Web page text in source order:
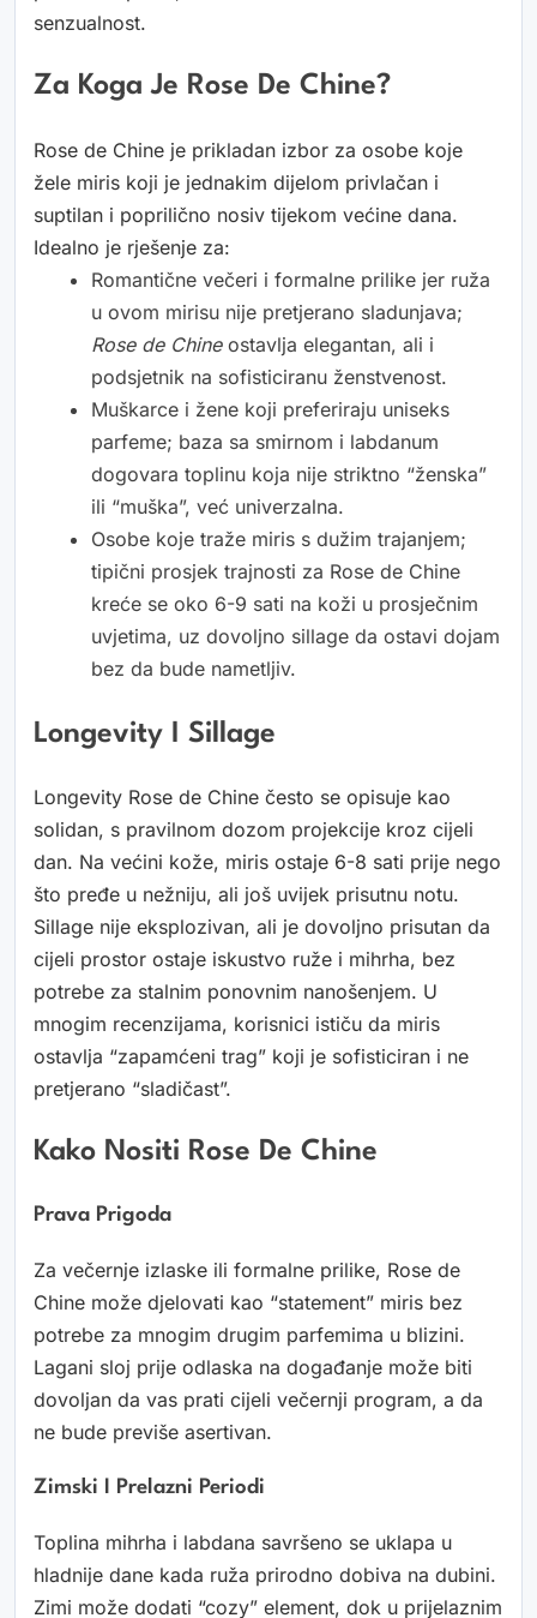
senzualnost.
Za Koga Je Rose De Chine?
Rose de Chine je prikladan izbor za osobe koje
žele miris koji je jednakim dijelom privlačan i
suptilan i poprilično nosiv tijekom većine dana.
Idealno je rješenje za:
Romantične večeri i formalne prilike jer ruža
u ovom mirisu nije pretjerano sladunjava;
Rose de Chineostavlja elegantan, ali i
podsjetnik na sofisticiranu ženstvenost.
Muškarce i žene koji preferiraju uniseks
parfeme; baza sa smirnom i labdanum
dogovara toplinu koja nije striktno “ženska”
ili “muška”, već univerzalna.
Osobe koje traže miris s dužim trajanjem;
tipični prosjek trajnosti za Rose de Chine
kreće se oko 6-9 sati na koži u prosječnim
uvjetima, uz dovoljno sillage da ostavi dojam
bez da bude nametljiv.
Longevity I Sillage
Longevity Rose de Chine često se opisuje kao
solidan, s pravilnom dozom projekcije kroz cijeli
dan. Na većini kože, miris ostaje 6-8 sati prije nego
što pređe u nežniju, ali još uvijek prisutnu notu.
Sillage nije eksplozivan, ali je dovoljno prisutan da
cijeli prostor ostaje iskustvo ruže i mihrha, bez
potrebe za stalnim ponovnim nanošenjem. U
mnogim recenzijama, korisnici ističu da miris
ostavlja “zapamćeni trag” koji je sofisticiran i ne
pretjerano “sladičast”.
Kako Nositi Rose De Chine
Prava Prigoda
Za večernje izlaske ili formalne prilike, Rose de
Chine može djelovati kao “statement” miris bez
potrebe za mnogim drugim parfemima u blizini.
Lagani sloj prije odlaska na događanje može biti
dovoljan da vas prati cijeli večernji program, a da
ne bude previše asertivan.
Zimski I Prelazni Periodi
Toplina mihrha i labdana savršeno se uklapa u
hladnije dane kada ruža prirodno dobiva na dubini.
Zimi može dodati “cozy” element, dok u prijelaznim